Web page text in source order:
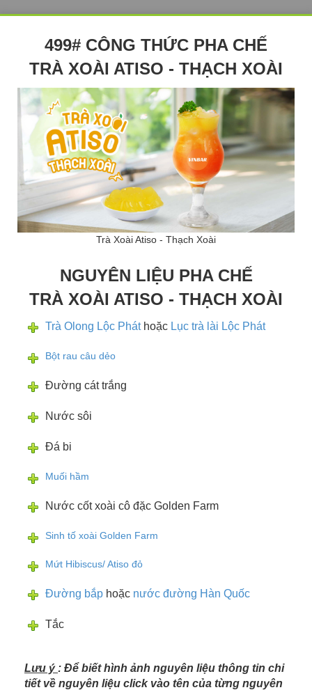
499# CÔNG THỨC PHA CHẾ
TRÀ XOÀI ATISO - THẠCH XOÀI
Trà Xoài Atiso - Thạch Xoài
NGUYÊN LIỆU PHA CHẾ
TRÀ XOÀI ATISO - THẠCH XOÀI
Trà Olong Lộc Phát hoặc Lục trà lài Lộc Phát
Bột rau câu dẻo
Đường cát trắng
Nước sôi
Đá bi
Muối hầm
Nước cốt xoài cô đặc Golden Farm
Sinh tố xoài Golden Farm
Mứt Hibiscus/ Atiso đỏ
Đường bắp hoặc nước đường Hàn Quốc
Tắc
Lưu ý : Để biết hình ảnh nguyên liệu thông tin chi
tiết về nguyên liệu click vào tên của từng nguyên